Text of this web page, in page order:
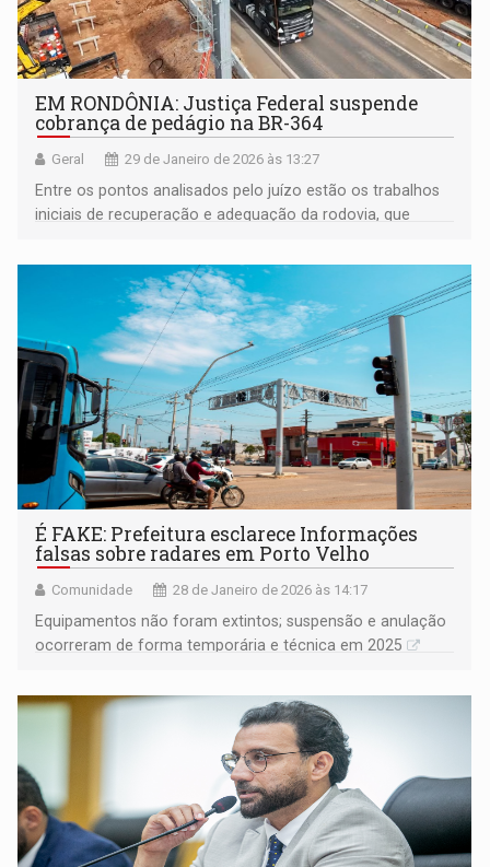
EM RONDÔNIA: Justiça Federal suspende
cobrança de pedágio na BR-364
Geral 29 de Janeiro de 2026 às 13:27
Entre os pontos analisados pelo juízo estão os trabalhos
iniciais de recuperação e adequação da rodovia, que
É FAKE: Prefeitura esclarece Informações
falsas sobre radares em Porto Velho
Comunidade 28 de Janeiro de 2026 às 14:17
Equipamentos não foram extintos; suspensão e anulação
ocorreram de forma temporária e técnica em 2025